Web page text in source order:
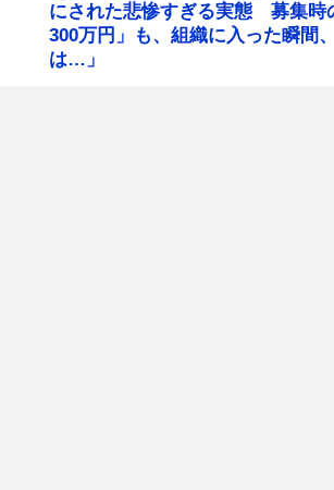
にされた悲惨すぎる実態 募集時
300万円」も、組織に入った瞬間
は…」